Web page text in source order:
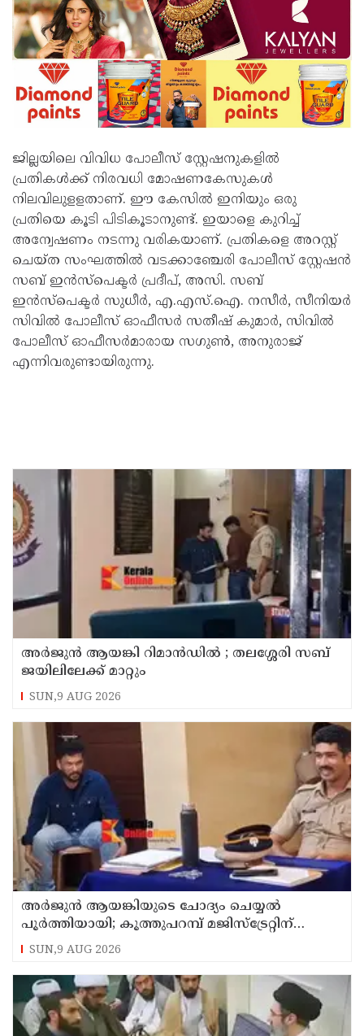
ജില്ലയിലെ വിവിധ പോലീസ് സ്റ്റേഷനുകളില്‍
പ്രതികള്‍ക്ക് നിരവധി മോഷണകേസുകള്‍
നിലവിലുളളതാണ്. ഈ കേസില്‍ ഇനിയും ഒരു
പ്രതിയെ കൂടി പിടികൂടാനുണ്ട്. ഇയാളെ കുറിച്ച്
അന്വേഷണം നടന്നു വരികയാണ്. പ്രതികളെ അറസ്റ്റ്
ചെയ്ത സംഘത്തില്‍ വടക്കാഞ്ചേരി പോലീസ് സ്റ്റേഷന്‍
സബ് ഇന്‍സ്‌പെക്ടര്‍ പ്രദീപ്, അസി. സബ്
ഇന്‍സ്‌പെക്ടര്‍ സുധീര്‍, എ.എസ്.ഐ. നസീര്‍, സീനിയര്‍
സിവില്‍ പോലീസ് ഓഫീസര്‍ സതീഷ് കുമാര്‍, സിവില്‍
പോലീസ് ഓഫീസര്‍മാരായ സഗുണ്‍, അനുരാജ്
എന്നിവരുണ്ടായിരുന്നു.
അര്‍ജുന്‍ ആയങ്കി റിമാന്‍ഡില്‍ ; തലശ്ശേരി സബ്
ജയിലിലേക്ക് മാറ്റും
SUN,9 AUG 2026
അര്‍ജുന്‍ ആയങ്കിയുടെ ചോദ്യം ചെയ്യല്‍
പൂര്‍ത്തിയായി; കൂത്തുപറമ്പ് മജിസ്ട്രേറ്റിന്
മുൻപില്‍ ഹാജരാക്കും
SUN,9 AUG 2026